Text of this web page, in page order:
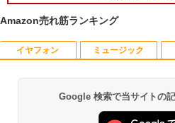
1
【今だけ】
クトップPC
ore i5 8500
500GB
内蔵【送料
1
【送料無料
1920x1080/
ル
古モニター /
【3ケ月保証
1
【送料無料
テインメン
Amazon売れ筋ランキング
イヤフォン
Anker
ミュージック
BRUCE
[Explicit]
【
ET ラベルレス
薬屋のひとり
ンガンコミッ
Google 検索で当サイトの